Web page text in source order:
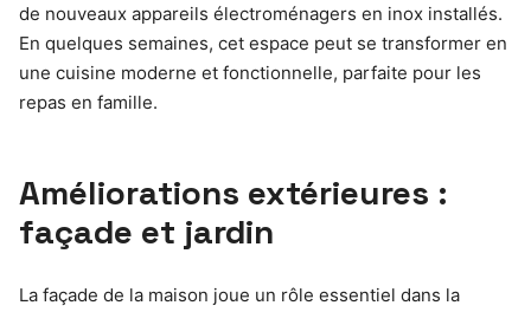
de nouveaux appareils électroménagers en inox installés.
En quelques semaines, cet espace peut se transformer en
une cuisine moderne et fonctionnelle, parfaite pour les
repas en famille.
Améliorations extérieures :
façade et jardin
La façade de la maison joue un rôle essentiel dans la